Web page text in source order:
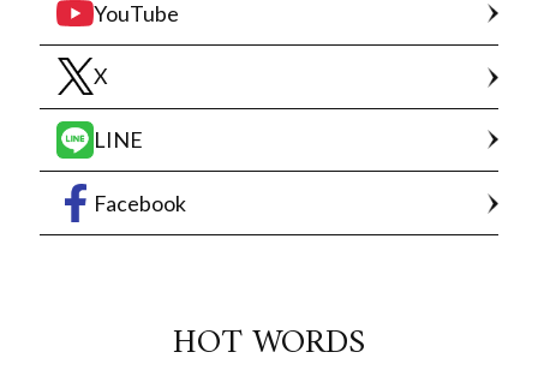
YouTube
X
LINE
Facebook
HOT WORDS